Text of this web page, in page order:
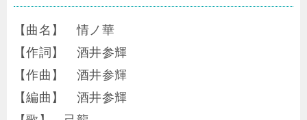
【曲名】 情ノ華
【作詞】 酒井参輝
【作曲】 酒井参輝
【編曲】 酒井参輝